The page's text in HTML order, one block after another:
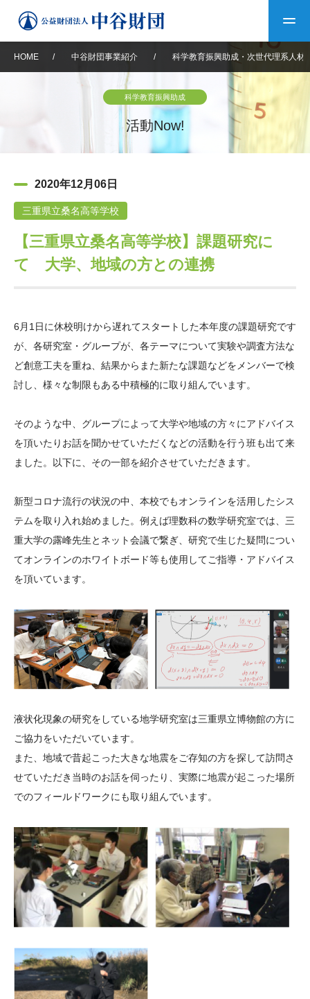
中谷財団について
設立趣意書
沿革 40年史デジタルブック
中谷財団40年史
役員・評議員 公開情報
年報一覧 中谷財団レポート
中谷財団事業紹介
神戸賞 長期大型研究助成
大学院生奨学金
国際学生交流プログラ
ム
科学教育振興助成・
ログラム助成
中谷財団動画紹介
その他情報
アクセス よくあるご質問
サイトマップ 中谷財団アーカイブ
日本語 English
HOME / 中谷財団事業紹介 / 科学教育振興助成・次世代理系人材
科学教育振興助成
活動Now!
2020年12月06日
三重県立桑名高等学校
【三重県立桑名高等学校】課題研究に
て 大学、地域の方との連携
6月1日に休校明けから遅れてスタートした本年度の課題研究です
が、各研究室・グループが、各テーマについて実験や調査方法な
ど創意工夫を重ね、結果からまた新たな課題などをメンバーで検
討し、様々な制限もある中積極的に取り組んでいます。
そのような中、グループによって大学や地域の方々にアドバイス
を頂いたりお話を聞かせていただくなどの活動を行う班も出て来
ました。以下に、その一部を紹介させていただきます。
新型コロナ流行の状況の中、本校でもオンラインを活用したシス
テムを取り入れ始めました。例えば理数科の数学研究室では、三
重大学の露峰先生とネット会議で繋ぎ、研究で生じた疑問につい
てオンラインのホワイトボード等も使用してご指導・アドバイス
を頂いています。
液状化現象の研究をしている地学研究室は三重県立博物館の方に
ご協力をいただいています。
また、地域で昔起こった大きな地震をご存知の方を探して訪問さ
せていただき当時のお話を伺ったり、実際に地震が起こった場所
でのフィールドワークにも取り組んでいます。